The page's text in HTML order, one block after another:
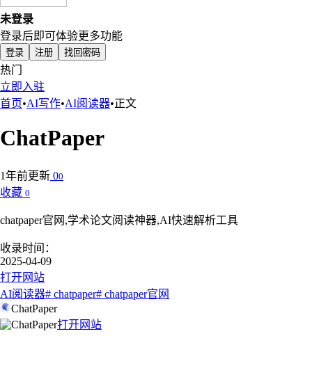
未登录
登录后即可体验更多功能
登录 注册 找回密码
热门
立即入驻
首页•AI写作•AI阅读器•正文
ChatPaper
1年前更新 00
收藏 0
chatpaper官网,学术论文阅读神器,AI快速解析工具
收录时间：
2025-04-09
打开网站
AI阅读器# chatpaper# chatpaper官网
ChatPaper
打开网站